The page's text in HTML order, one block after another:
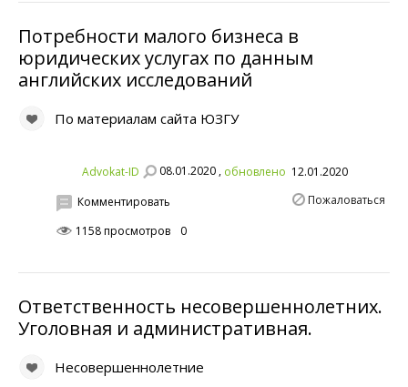
Потребности малого бизнеса в
юридических услугах по данным
английских исследований
По материалам сайта ЮЗГУ
Advokat-ID 08.01.2020 , обновлено 12.01.2020
Пожаловаться
Комментировать
1158 просмотров
0
Ответственность несовершеннолетних.
Уголовная и административная.
Несовершеннолетние